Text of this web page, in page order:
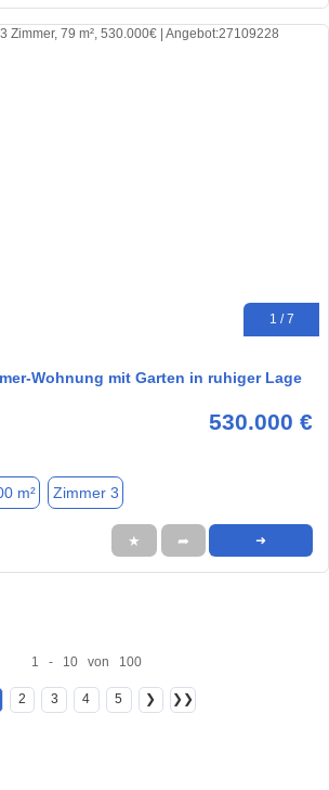
1 / 7
Wohnung mit Garten in ruhiger Lage
530.000 €
m² Zimmer 3
★ ➦ ➜
1 - 10 von 100
2 3 4 5 ❯ ❯❯